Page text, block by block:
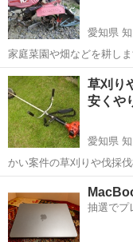
愛知県
家庭菜園や畑などを耕します
場所により値段は異なり
愛知 知多郡 便利屋
草刈り
安くや
愛知県
かい案件の草刈りや伐採
ていますので …
知多郡 便利屋
抽選でプ